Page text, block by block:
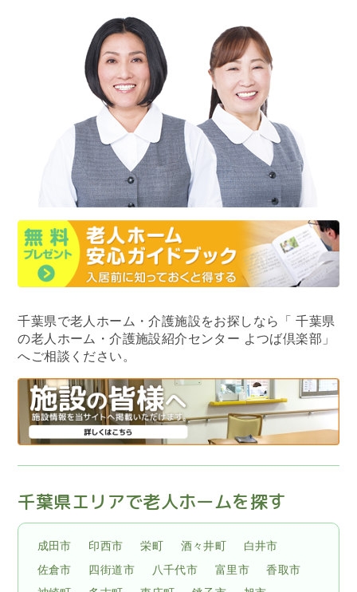
千葉県で老人ホーム・介護施設をお探しなら
「 千葉県
の老人ホーム・介護施設紹介センター よつば倶楽部」
へご相談ください。
千葉県エリアで老人ホームを探す
成田市 印西市 栄町 酒々井町
白井市
佐倉市
四街道市 八千代市 富里市
香取市